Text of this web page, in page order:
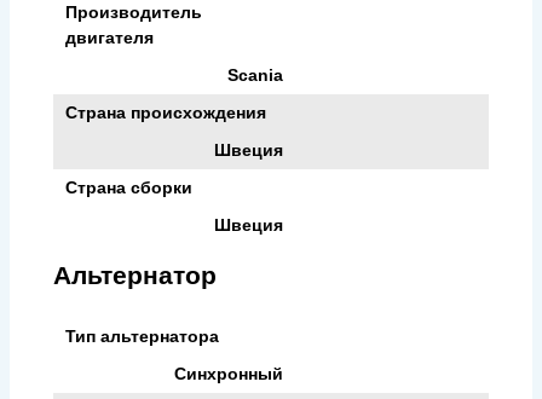
Производитель
двигателя
Scania
Страна происхождения
Швеция
Страна сборки
Швеция
Альтернатор
Тип альтернатора
Синхронный